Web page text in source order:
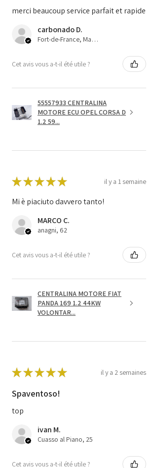
merci beaucoup service parfait et rapide
carbonado D.
Fort-de-France, Martinique
Cet avis vous a-t-il été utile ?
55557933 CENTRALINA
MOTORE ECU OPEL CORSA D
1.2 59...
★★★★★ il y a 1 semaine
Mi è piaciuto davvero tanto!
MARCO C.
anagni, 62
Cet avis vous a-t-il été utile ?
CENTRALINA MOTORE FIAT
PANDA 169 1.2 44KW
VOLONTAR...
★★★★★ il y a 2 semaines
Spaventoso!
top
ivan M.
Cuasso al Piano, 25
Cet avis vous a-t-il été utile ?